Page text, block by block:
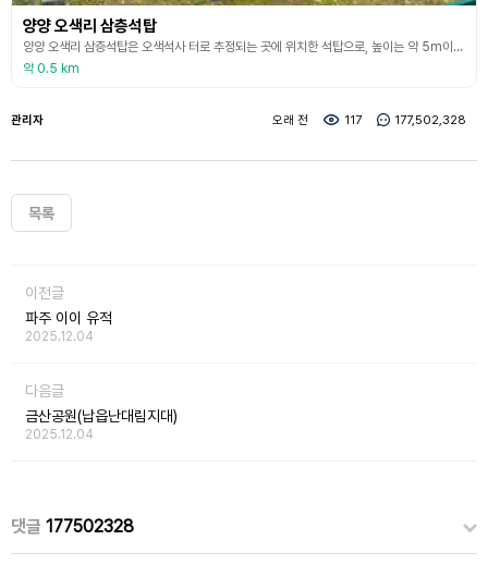
양양 오색리 삼층석탑
양양 오색리 삼층석탑은 오색석사 터로 추정되는 곳에 위치한 석탑으로, 높이는 약 5m이고 화강암으로 만들어졌다. 원래 완전히 무너졌던 것을 1971년에 복원하였는데, 규모가 크지는 않으나 다듬은 모양이 우수하고 전체적으로 균형이 잡혀 있으며 모양이 단정하고 우아하다. 이 탑은 바닥돌 다섯 장 위에 쌓았는데, 신라 시대의 석탑 양식에 따라 기단 두 단을 만들고 그 위에 3층의 탑신을 두었으며, 탑 꼭대기에 머리 장식부를 두었다. 기반에는 기둥 모양을 새겼
약 0.5 km
관리자 오래 전 117 177,502,328
목록
이전글
파주 이이 유적
2025.12.04
다음글
금산공원(납읍난대림지대)
2025.12.04
댓글 177502328